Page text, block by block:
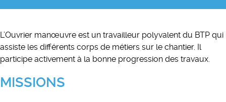
L’Ouvrier manœuvre est un travailleur polyvalent du BTP qui
assiste les différents corps de métiers sur le chantier. Il
participe activement à la bonne progression des travaux.
MISSIONS